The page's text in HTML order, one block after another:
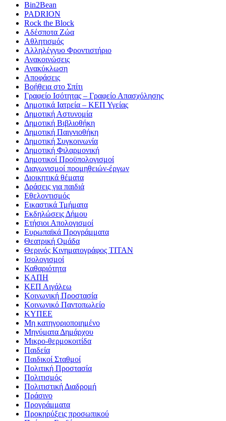
Bin2Bean
PADRION
Rock the Block
Αδέσποτα Ζώα
Αθλητισμός
Αλληλέγγυο Φροντιστήριο
Ανακοινώσεις
Ανακύκλωση
Αποφάσεις
Βοήθεια στο Σπίτι
Γραφείο Ισότητας – Γραφείο Απασχόλησης
Δημοτικά Ιατρεία – ΚΕΠ Υγείας
Δημοτική Αστυνομία
Δημοτική Βιβλιοθήκη
Δημοτική Παιγνιοθήκη
Δημοτική Συγκοινωνία
Δημοτική Φιλαρμονική
Δημοτικοί Προϋπολογισμοί
Διαγωνισμοί προμηθειών-έργων
Διοικητικά θέματα
Δράσεις για παιδιά
Εθελοντισμός
Εικαστικά Τμήματα
Εκδηλώσεις Δήμου
Ετήσιοι Απολογισμοί
Ευρωπαϊκά Προγράμματα
Θεατρική Ομάδα
Θερινός Κινηματογράφος ΤΙΤΑΝ
Ισολογισμοί
Καθαριότητα
ΚΑΠΗ
ΚΕΠ Αιγάλεω
Κοινωνική Προστασία
Κοινωνικό Παντοπωλείο
ΚΥΠΕΕ
Μη κατηγοριοποιημένο
Μηνύματα Δημάρχου
Μικρο-θερμοκοιτίδα
Παιδεία
Παιδικοί Σταθμοί
Πολιτική Προστασία
Πολιτισμός
Πολιτιστική Διαδρομή
Πράσινο
Προγράμματα
Προκηρύξεις προσωπικού